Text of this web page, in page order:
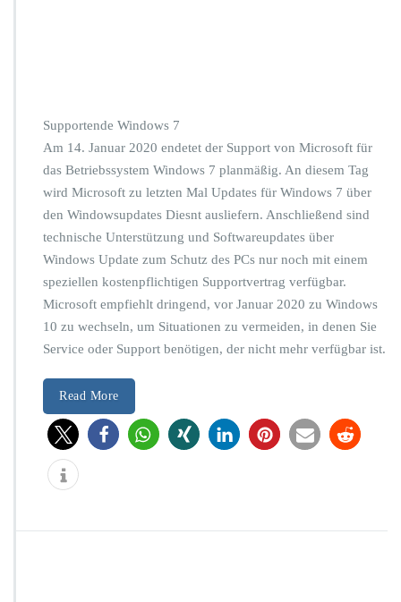
i
n
d
w
s
7
e
d
e
t
4.
J
a
r
Supportende Windows 7
Am 14. Januar 2020 endetet der Support von Microsoft für
das Betriebssystem Windows 7 planmäßig. An diesem Tag
wird Microsoft zu letzten Mal Updates für Windows 7 über
den Windowsupdates Diesnt ausliefern. Anschließend sind
technische Unterstützung und Softwareupdates über
Windows Update zum Schutz des PCs nur noch mit einem
speziellen kostenpflichtigen Supportvertrag verfügbar.
Microsoft empfiehlt dringend, vor Januar 2020 zu Windows
10 zu wechseln, um Situationen zu vermeiden, in denen Sie
Service oder Support benötigen, der nicht mehr verfügbar ist.
Read More